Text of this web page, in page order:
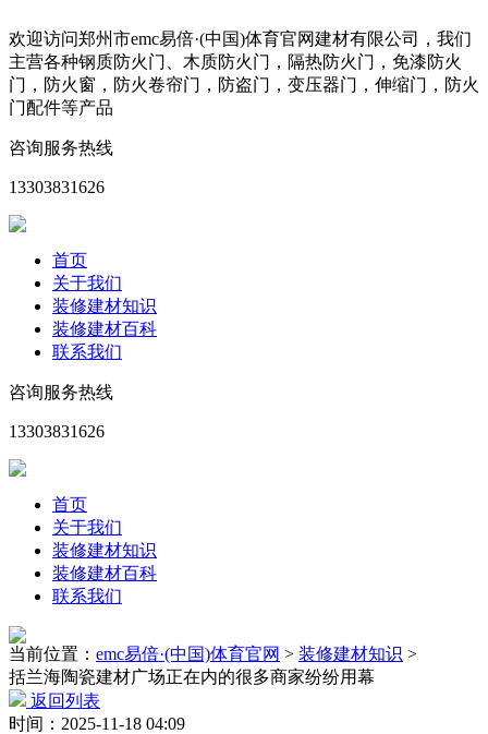
欢迎访问郑州市emc易倍·(中国)体育官网建材有限公司，我们
主营各种钢质防火门、木质防火门，隔热防火门，免漆防火
门，防火窗，防火卷帘门，防盗门，变压器门，伸缩门，防火
门配件等产品
咨询服务热线
13303831626
首页
关于我们
装修建材知识
装修建材百科
联系我们
咨询服务热线
13303831626
首页
关于我们
装修建材知识
装修建材百科
联系我们
当前位置： emc易倍·(中国)体育官网 > 装修建材知识 >
括兰海陶瓷建材广场正在内的很多商家纷纷用幕
返回列表
时间：2025-11-18 04:09